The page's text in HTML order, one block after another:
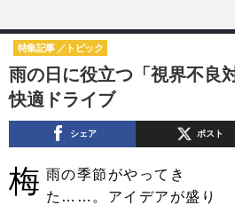
甲信越
東海
中国
九州
雨の日に役立つ「視界不良
快適ドライブ
特集記事 トピック
シェア ポスト
梅 雨の季節がやってき
た……。アイデアが盛り